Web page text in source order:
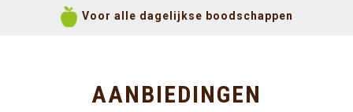
Voor alle dagelijkse boodschappen
AANBIEDINGEN